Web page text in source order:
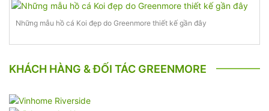
Những mẫu hồ cá Koi đẹp do Greenmore thiết kế gần đây
KHÁCH HÀNG & ĐỐI TÁC GREENMORE